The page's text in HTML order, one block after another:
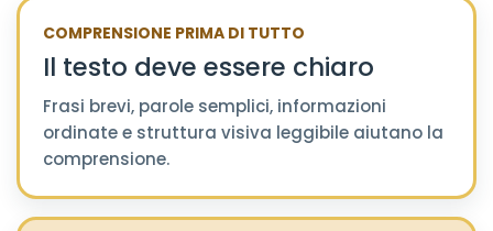
COMPRENSIONE PRIMA DI TUTTO
Il testo deve essere chiaro
Frasi brevi, parole semplici, informazioni
ordinate e struttura visiva leggibile aiutano la
comprensione.